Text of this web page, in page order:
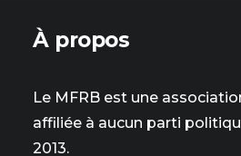
À propos
Le MFRB est une
affiliée à aucun parti
2013.